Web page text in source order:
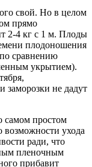
свой. Но в целом
прямо
2-4 кг с 1 м. Плоды
плодоношения
сравнению
укрытием).
заморозки не дадут
самом простом
возможности ухода
ради, что
пленочным
прибавит